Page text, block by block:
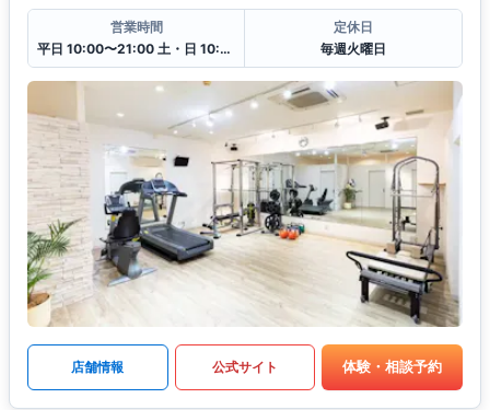
営業時間
平日 10:00〜21:00 土・日 10:00〜19:00
定休日
毎週火曜日
店舗情報 公式サイト 体験・相談予約